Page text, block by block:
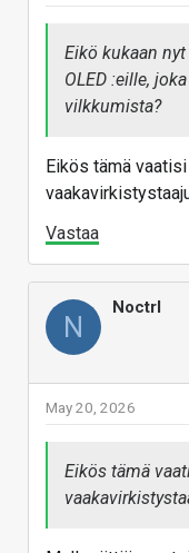
Eikö kukaan
OLED :eille,
vilkkumista?
Eikös tämä
Vastaa
N
Noctrl
May 20, 2026
Eikös tämä